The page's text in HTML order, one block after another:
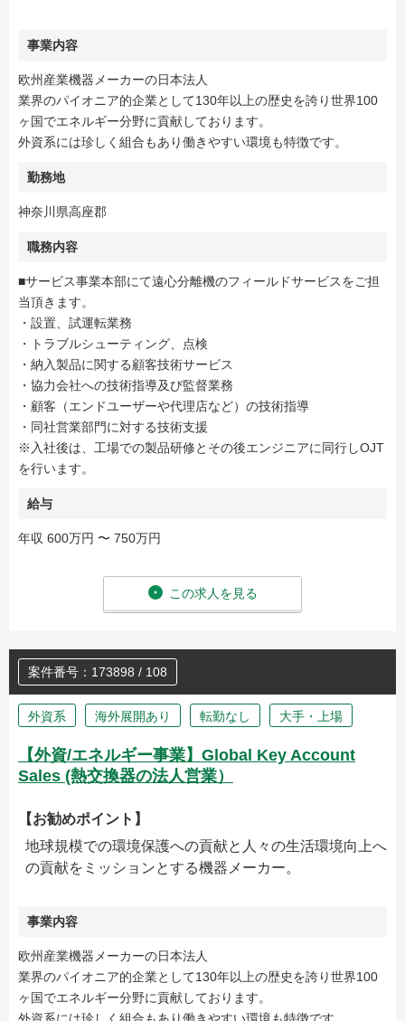
事業内容
欧州産業機器メーカーの日本法人
業界のパイオニア的企業として130年以上の歴史を誇り世界100
ヶ国でエネルギー分野に貢献しております。
外資系には珍しく組合もあり働きやすい環境も特徴です。
勤務地
神奈川県高座郡
職務内容
■サービス事業本部にて遠心分離機のフィールドサービスをご担
当頂きます。
・設置、試運転業務
・トラブルシューティング、点検
・納入製品に関する顧客技術サービス
・協力会社への技術指導及び監督業務
・顧客（エンドユーザーや代理店など）の技術指導
・同社営業部門に対する技術支援
※入社後は、工場での製品研修とその後エンジニアに同行しOJT
を行います。
給与
年収 600万円 〜 750万円
この求人を見る
案件番号：173898 / 108
外資系 海外展開あり 転勤なし 大手・上場
【外資/エネルギー事業】Global Key Account
Sales (熱交換器の法人営業）
【お勧めポイント】
地球規模での環境保護への貢献と人々の生活環境向上へ
の貢献をミッションとする機器メーカー。
事業内容
欧州産業機器メーカーの日本法人
業界のパイオニア的企業として130年以上の歴史を誇り世界100
ヶ国でエネルギー分野に貢献しております。